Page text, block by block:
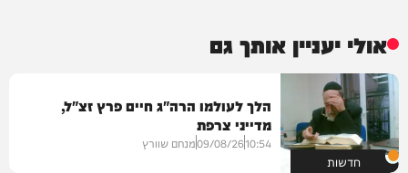
אולי יעניין אותך גם
חדשות
הלך לעולמו הרה"ג חיים פרץ זצ"ל,
מדייני צרפת
10:54
09/08/26מנחם שוורץ